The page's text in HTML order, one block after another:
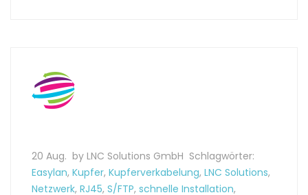
20 Aug. by LNC Solutions GmbH Schlagwörter:
Easylan, Kupfer, Kupferverkabelung, LNC Solutions,
Netzwerk, RJ45, S/FTP, schnelle Installation,